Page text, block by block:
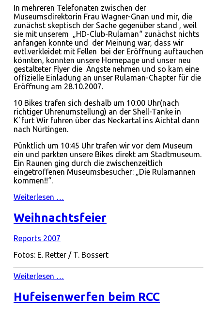
In mehreren Telefonaten zwischen der
Museumsdirektorin Frau Wagner-Gnan und mir, die
zunächst skeptisch der Sache gegenüber stand , weil
sie mit unserem „HD-Club-Rulaman“ zunächst nichts
anfangen konnte und der Meinung war, dass wir
evtl.verkleidet mit Fellen bei der Eröffnung auftauchen
könnten, konnten unsere Homepage und unser neu
gestalteter Flyer die Ängste nehmen und so kam eine
offizielle Einladung an unser Rulaman-Chapter für die
Eröffnung am 28.10.2007.
10 Bikes trafen sich deshalb um 10:00 Uhr(nach
richtiger Uhrenumstellung) an der Shell-Tanke in
K`furt Wir fuhren über das Neckartal ins Aichtal dann
nach Nürtingen.
Pünktlich um 10:45 Uhr trafen wir vor dem Museum
ein und parkten unsere Bikes direkt am Stadtmuseum.
Ein Raunen ging durch die zwischenzeitlich
eingetroffenen Museumsbesucher: „Die Rulamannen
kommen!!“.
Weiterlesen …
Weihnachtsfeier
Reports 2007
Fotos: E. Retter / T. Bossert
Weiterlesen …
Hufeisenwerfen beim RCC